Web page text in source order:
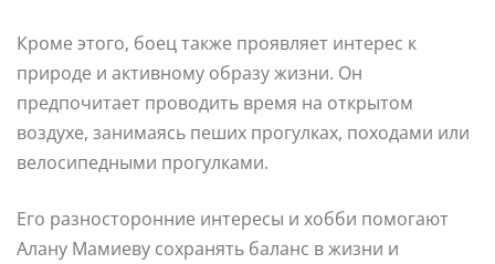
Кроме этого, боец также проявляет интерес к
природе и активному образу жизни. Он
предпочитает проводить время на открытом
воздухе, занимаясь пеших прогулках, походами или
велосипедными прогулками.
Его разносторонние интересы и хобби помогают
Алану Мамиеву сохранять баланс в жизни и